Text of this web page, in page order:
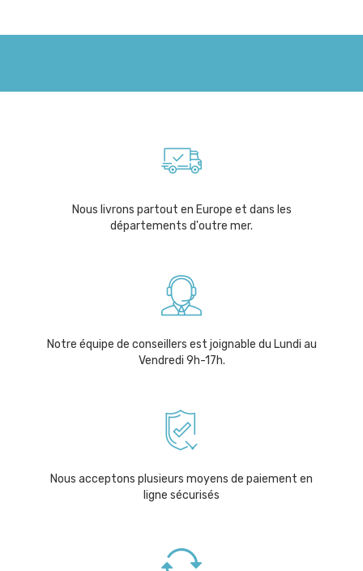
Nous livrons partout en Europe et dans les
départements d'outre mer.
Notre équipe de conseillers est joignable du Lundi au
Vendredi 9h-17h.
Nous acceptons plusieurs moyens de paiement en
ligne sécurisés